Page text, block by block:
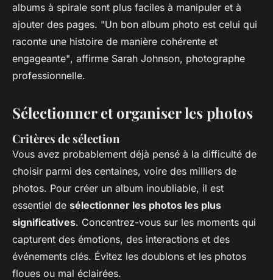
albums à spirale sont plus faciles à manipuler et à
ajouter des pages. "Un bon album photo est celui qui
raconte une histoire de manière cohérente et
engageante", affirme Sarah Johnson, photographe
professionnelle.
Sélectionner et organiser les photos
Critères de sélection
Vous avez probablement déjà pensé à la difficulté de
choisir parmi des centaines, voire des milliers de
photos. Pour créer un album inoubliable, il est
essentiel de sélectionner les photos les plus
significatives. Concentrez-vous sur les moments qui
capturent des émotions, des interactions et des
événements clés. Évitez les doublons et les photos
floues ou mal éclairées.